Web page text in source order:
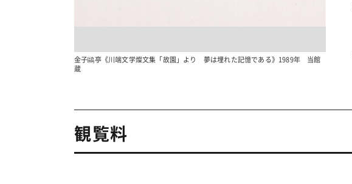
金子鷗亭《川端文学燦文集「故園」より 夢は埋れた記憶である》1989年 当館
蔵
観覧料